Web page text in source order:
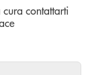
contattarti